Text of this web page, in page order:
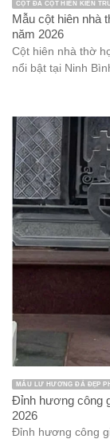
CỘT ĐÁ CỘT HIÊN KIẾN
Mẫu cột hiên nhà
năm 2026
Cột hiên nhà thờ
nổi bật tại Ninh
MẪU LƯ HƯƠNG ĐÁ ĐẸP
Đỉnh hương công
2026
Đỉnh hương công